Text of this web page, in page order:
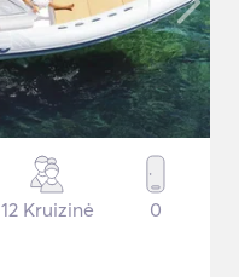
12 Kruizinė 0